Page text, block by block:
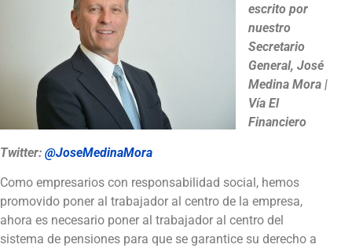
escrito por
nuestro
Secretario
General, José
Medina Mora |
Vía El
Financiero
Twitter: @JoseMedinaMora
Como empresarios con responsabilidad social, hemos
promovido poner al trabajador al centro de la empresa,
ahora es necesario poner al trabajador al centro del
sistema de pensiones para que se garantice su derecho a